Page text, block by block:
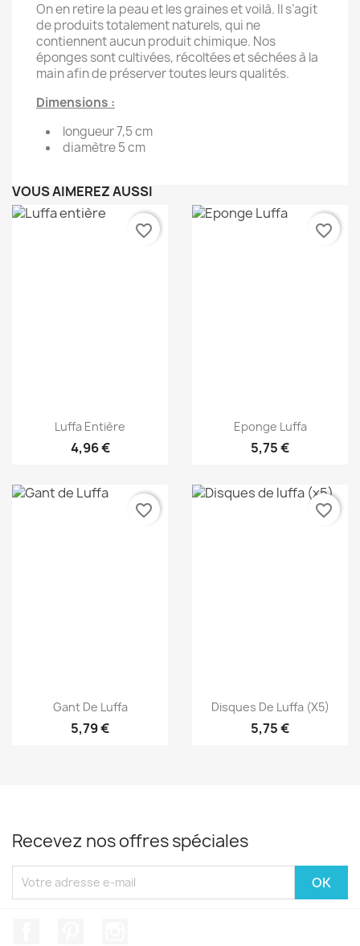
On en retire la peau et les graines et voilà. Il s’agit
de produits totalement naturels, qui ne
contiennent aucun produit chimique. Nos
éponges sont cultivées, récoltées et séchées à la
main afin de préserver toutes leurs qualités.
Dimensions :
longueur 7,5 cm
diamètre 5 cm
VOUS AIMEREZ AUSSI
Aperçu rapide
Luffa Entière
4,96 €
favorite_border
Aperçu rapide
Eponge Luffa
5,75 €
favorite_border
Aperçu rapide
Gant De Luffa
5,79 €
favorite_border
Aperçu rapide
Disques De Luffa (x5)
5,75 €
favorite_border
Recevez nos offres spéciales